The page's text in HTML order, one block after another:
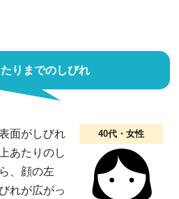
りまでのしびれ
40代・女性
面がしびれ
あたりのし
、顔の左
れが広がっ